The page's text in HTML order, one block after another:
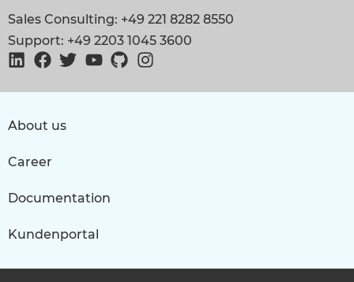
Sales Consulting: +49 221 8282 8550
Support: +49 2203 1045 3600
About us
Career
Documentation
Kundenportal